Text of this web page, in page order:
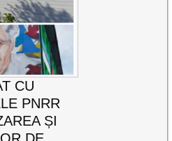
CU
PNRR
ȘI
DE